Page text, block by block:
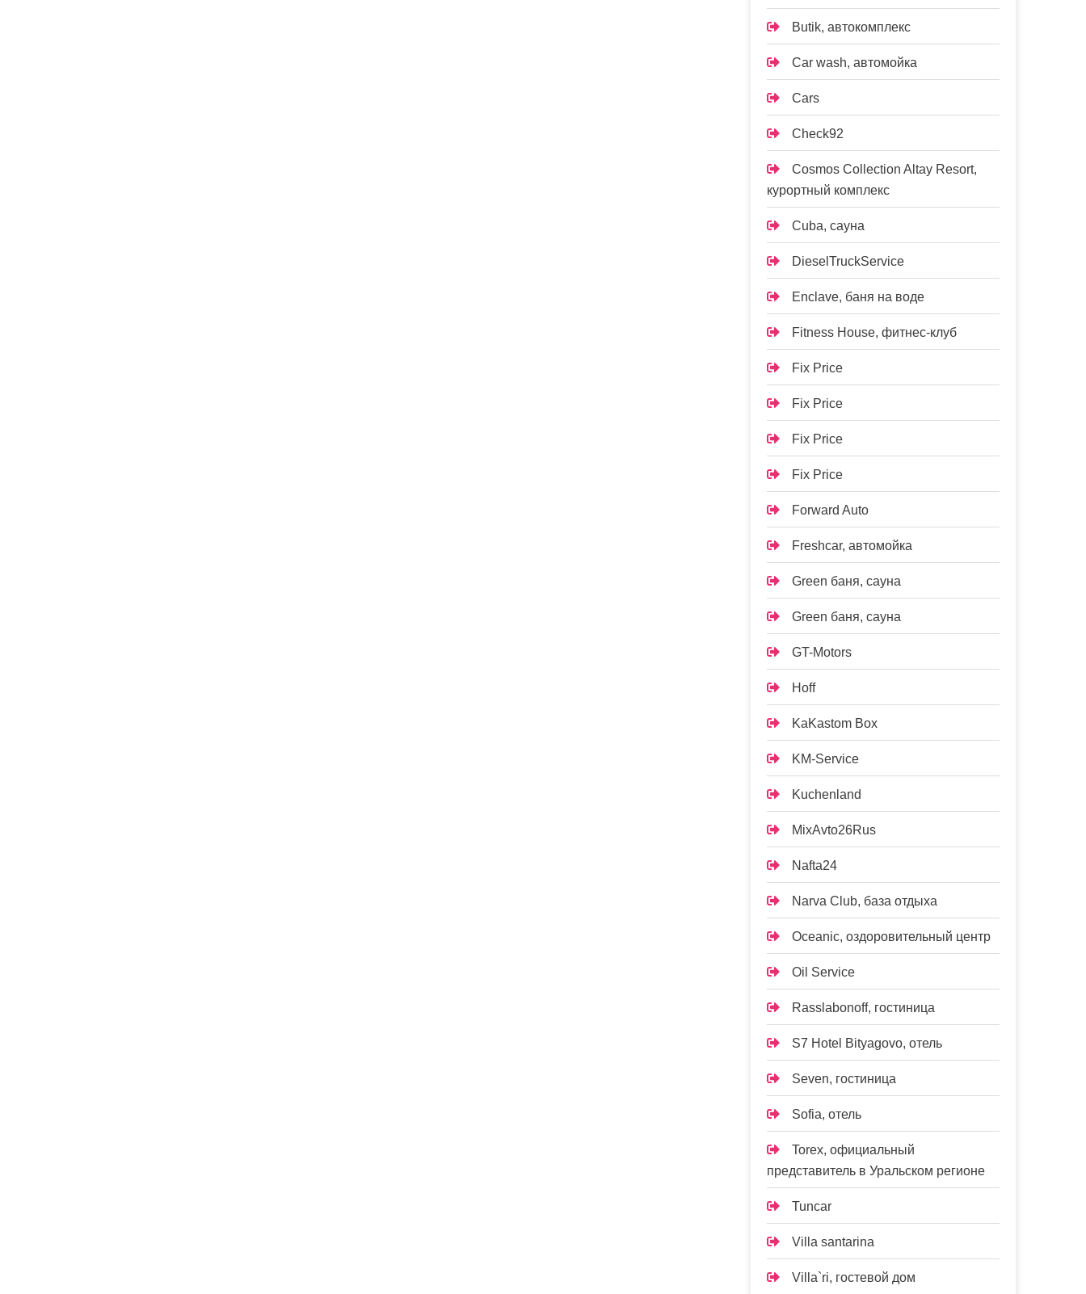
Butik, автокомплекс
Car wash, автомойка
Cars
Check92
Cosmos Collection Altay Resort,
курортный комплекс
Cuba, сауна
DieselTruckService
Enclave, баня на воде
Fitness House, фитнес-клуб
Fix Price
Fix Price
Fix Price
Fix Price
Forward Auto
Freshcar, автомойка
Green баня, сауна
Green баня, сауна
GT-Motors
Hoff
KaKastom Box
KM-Service
Kuchenland
MixAvto26Rus
Nafta24
Narva Club, база отдыха
Oceanic, оздоровительный центр
Oil Service
Rasslabonoff, гостиница
S7 Hotel Bityagovo, отель
Seven, гостиница
Sofia, отель
Torex, официальный
представитель в Уральском регионе
Tuncar
Villa santarina
Villa`ri, гостевой дом